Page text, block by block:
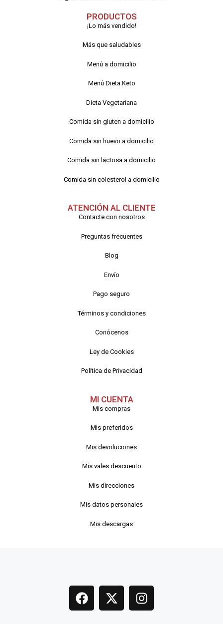
PRODUCTOS
¡Lo más vendido!
Más que saludables
Menú a domicilio
Menú Dieta Keto
Dieta Vegetariana
Comida sin gluten a domicilio
Comida sin huevo a domicilio
Comida sin lactosa a domicilio
Comida sin colesterol a domicilio
ATENCIÓN AL CLIENTE
Contacte con nosotros
Preguntas frecuentes
Blog
Envío
Pago seguro
Términos y condiciones
Conócenos
Ley de Cookies
Política de Privacidad
MI CUENTA
Mis compras
Mis preferidos
Mis devoluciones
Mis vales descuento
Mis direcciones
Mis datos personales
Mis descargas